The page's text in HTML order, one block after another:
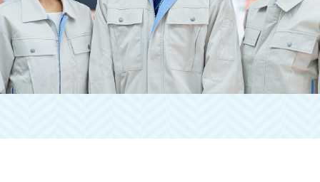
はい。お時間を作るのが難しい方にも快
く対応させていただきます。
お問い合わせくださいませ。